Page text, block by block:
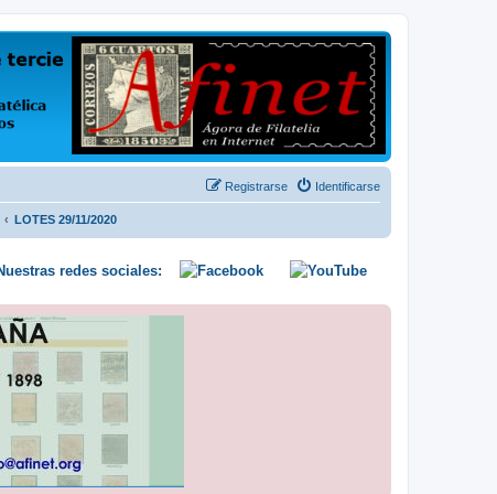
opiniones y conocimientos
Identificarse
Registrarse
LOTES 29/11/2020
redes sociales: